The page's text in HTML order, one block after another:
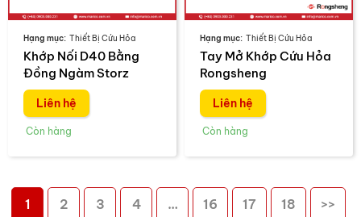
Thiết Bị Cứu Hỏa
Khớp Nối D40 Bằng
Đồng Ngàm Storz
Liên hệ
Thiết Bị Cứu Hỏa
Tay Mở Khớp Cứu Hỏa
Rongsheng
Liên hệ
1 2 3 4 … 16 17 18 >>